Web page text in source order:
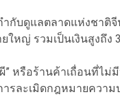
กับดูแลตลาดแห่งชาติจี
หญ่ รวมเป็นเงินสูงถึง
” หรือร้านค้าเถื่อนที่ไม่
ารละเมิดกฎหมายควา